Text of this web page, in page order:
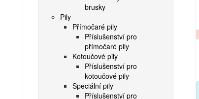
brusky
Pily
Přímočaré pily
Příslušenství pro
přímočaré pily
Kotoučové pily
Příslušenství pro
kotoučové pily
Speciální pily
Příslušenství pro